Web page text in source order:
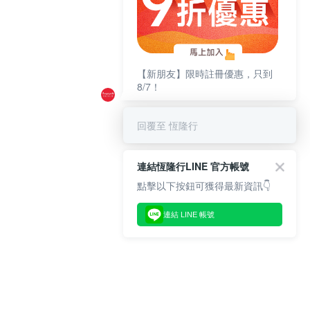
【新朋友】限時註冊優惠，只到
8/7！
回覆至 恆隆行
連結恆隆行LINE 官方帳號
點擊以下按鈕可獲得最新資訊👇
連結 LINE 帳號